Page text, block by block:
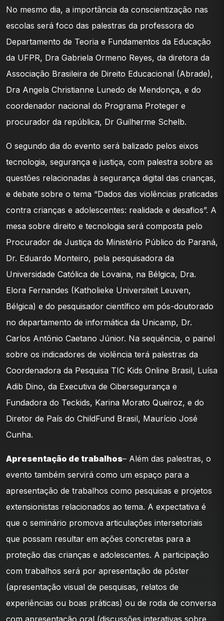
No mesmo dia, a importância da conscientização nas
escolas será foco das palestras da professora do
Departamento de Teoria e Fundamentos da Educação
da UFPR, Dra Gabriela Ormeno Reyes, da diretora da
Associação Brasileira de Direito Educacional (Abrade),
Dra Angela Christianne Lunedo de Mendonça, e do
coordenador nacional do Programa Proteger e
procurador da república, Dr Guilherme Schelb.
O segundo dia do evento será balizado pelos eixos
tecnologia, segurança e justiça, com palestra sobre as
questões relacionadas à segurança digital das crianças,
e debate sobre o tema “Dados das violências praticadas
contra crianças e adolescentes: realidade e desafios”. A
mesa sobre direito e tecnologia será composta pelo
Procurador de Justiça do Ministério Público do Paraná,
Dr. Eduardo Monteiro, pela pesquisadora da
Universidade Católica de Lovaina, na Bélgica, Dra.
Elora Fernandes (Katholieke Universiteit Leuven,
Bélgica) e do pesquisador científico em pós-doutorado
no departamento de informática da Unicamp, Dr.
Carlos Antônio Caetano Júnior. Na sequência, o painel
sobre os indicadores de violência terá palestras da
Coordenadora da Pesquisa TIC Kids Online Brasil, Luísa
Adib Dino, da Executiva de Cibersegurança e
Fundadora do Teckids, Karina Morato Queiroz, e do
Diretor de País do ChildFund Brasil, Maurício José
Cunha.
Apresentação de trabalhos– Além das palestras, o
evento também servirá como um espaço para a
apresentação de trabalhos como pesquisas e projetos
extensionistas relacionados ao tema. A expectativa é
que o seminário promova articulações intersetoriais
que possam resultar em ações concretas para a
proteção das crianças e adolescentes. A participação
com trabalhos será por apresentação de pôster
(apresentação visual de pesquisas, relatos de
experiências ou boas práticas) ou de roda de conversa
com apresentação oral (discussões interativas sobre